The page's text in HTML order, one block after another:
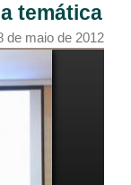
temática
de maio de 2012